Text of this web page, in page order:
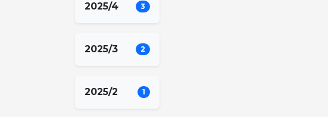
2025/4 3
2025/3 2
2025/2 1